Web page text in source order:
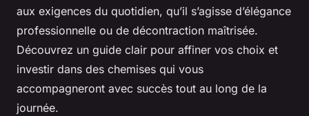
aux exigences du quotidien, qu’il s’agisse d’élégance
professionnelle ou de décontraction maîtrisée.
Découvrez un guide clair pour affiner vos choix et
investir dans des chemises qui vous
accompagneront avec succès tout au long de la
journée.